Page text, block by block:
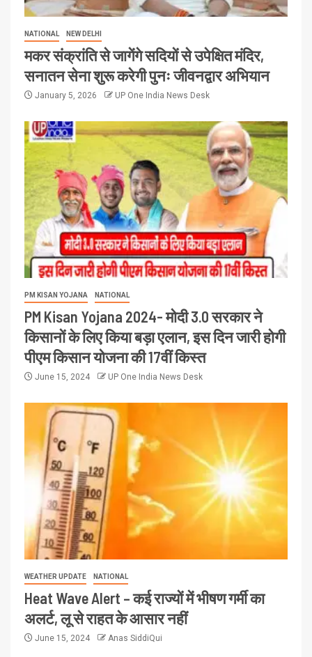
NATIONAL NEW DELHI
मकर संक्रांति से जागेंगे सदियों से उपेक्षित मंदिर,
सनातन सेना शुरू करेगी पुनः जीवनद्वार अभियान
January 5, 2026 UP One India News Desk
PM KISAN YOJANA NATIONAL
PM Kisan Yojana 2024- मोदी 3.0 सरकार ने
किसानों के लिए किया बड़ा एलान, इस दिन जारी होगी
पीएम किसान योजना की 17वीं किस्त
June 15, 2024 UP One India News Desk
WEATHER UPDATE NATIONAL
Heat Wave Alert – कई राज्यों में भीषण गर्मी का
अलर्ट, लू से राहत के आसार नहीं
June 15, 2024 Anas SiddiQui